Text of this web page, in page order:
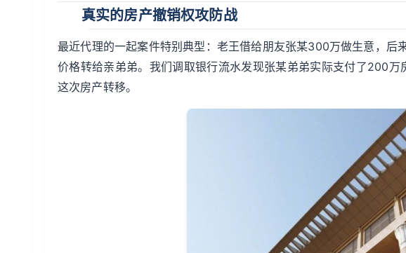
真实的房产撤销权攻防战
最近代理的一起案件特别典型：老王借给朋友张某300万做生意，后
价格转给亲弟弟。我们调取银行流水发现张某弟弟实际支付了200
这次房产转移。